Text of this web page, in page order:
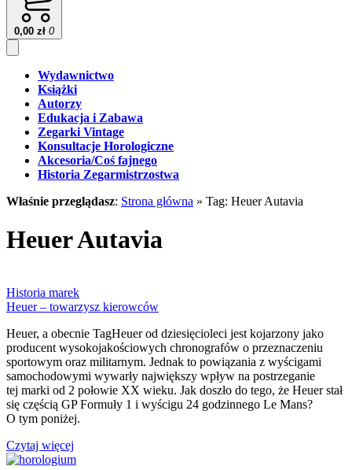
0,00 zł 0
Wydawnictwo
Książki
Autorzy
Edukacja i Zabawa
Zegarki Vintage
Konsultacje Horologiczne
Akcesoria/Coś fajnego
Historia Zegarmistrzostwa
Właśnie przeglądasz: Strona główna » Tag: Heuer Autavia
Heuer Autavia
Historia marek
Heuer – towarzysz kierowców
Heuer, a obecnie TagHeuer od dziesięcioleci jest kojarzony jako
producent wysokojakościowych chronografów o przeznaczeniu
sportowym oraz militarnym. Jednak to powiązania z wyścigami
samochodowymi wywarły największy wpływ na postrzeganie
tej marki od 2 połowie XX wieku. Jak doszło do tego, że Heuer stał
się częścią GP Formuły 1 i wyścigu 24 godzinnego Le Mans?
O tym poniżej.
Czytaj więcej